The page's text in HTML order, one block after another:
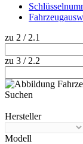
zu 2 / 2.1
zu 3 / 2.2
Suchen
Hersteller
Modell